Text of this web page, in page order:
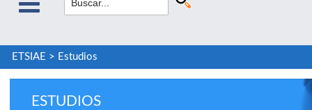
ETSIAE > Estudios
ESTUDIOS